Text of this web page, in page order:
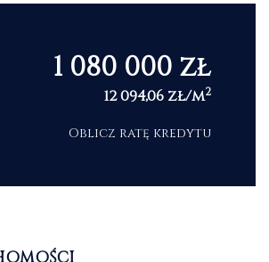
1 080 000 zł
12 094,06 zł/m2
Oblicz ratę kredytu